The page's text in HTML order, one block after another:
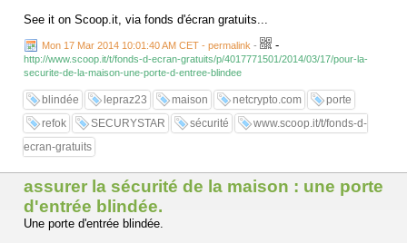
See it on Scoop.it, via fonds d'écran gratuits...
Mon 17 Mar 2014 10:01:40 AM CET - permalink - -
http://www.scoop.it/t/fonds-d-ecran-gratuits/p/4017771501/2014/03/17/pour-la-
securite-de-la-maison-une-porte-d-entree-blindee
blindée lepraz23 maison netcrypto.com
porte
refok
SECURYSTAR sécurité
www.scoop.it/t/fonds-d-
ecran-gratuits
assurer la sécurité de la maison : une porte
d'entrée blindée.
Une porte d'entrée blindée.